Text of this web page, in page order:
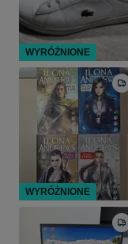
WYRÓŻNIONE
WYRÓŻNIONE